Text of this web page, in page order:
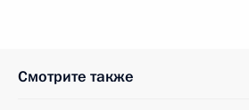
Смотрите также